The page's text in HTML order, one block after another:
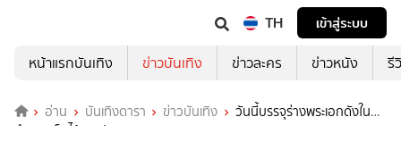
TH
เข้าสู่ระบบ
หน้าแรกบันเทิง
ข่าวบันเทิง ข่าวละคร ข่าวหนัง รี
อ่าน บันเทิงดารา ข่าวบันเทิง
วันนี้บรรจุร่างพระเอกดังใน
ตำนานเก็บไว้100วัน